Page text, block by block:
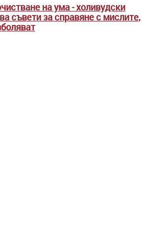
на ума - холивудски
съвети за справяне с мислите,